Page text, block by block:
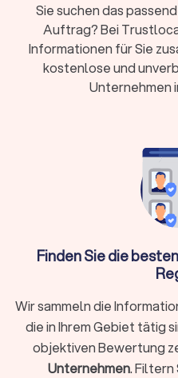
dem ein neutraler Dritter, der
einvernehmliche Lösung für
Mediator hat keine
unterstützt die Beteiligten
Bedürfnisse offenzulegen,
gemeinsam Lösungen zu
Arbeitskonflikte,
geschäftlichen
Die zentrale Idee der
Lösungsprozess in den
belassen. Anstatt eine
– mit Unterstützung des
Lösung, die für alle
auch dazu beitragen, die
zu verbessern oder zu
Sie suchen das
Auftrag? Bei
Informationen für Sie
kostenlose und
Unternehmen
Finden Sie die
Wir sammeln die
die in Ihrem Gebiet tätig
objektiven Bewertung
Unternehmen. Filtern